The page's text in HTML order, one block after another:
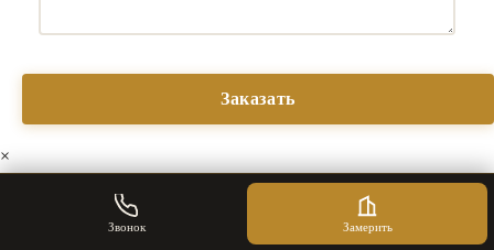
×
Звонок Замерить